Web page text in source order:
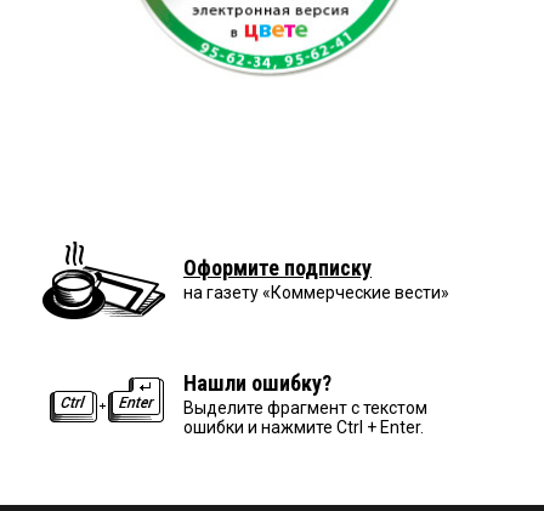
Оформите подписку
на газету «Коммерческие вести»
Нашли ошибку?
Выделите фрагмент с текстом
ошибки и нажмите Ctrl + Enter.